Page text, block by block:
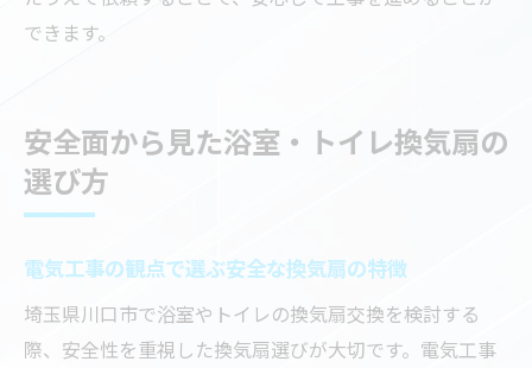
できます。
安全面から見た浴室・トイレ換気扇の
選び方
電気工事の観点で選ぶ安全な換気扇の特徴
埼玉県川口市で浴室やトイレの換気扇交換を検討する
際、安全性を重視した換気扇選びが大切です。電気工事